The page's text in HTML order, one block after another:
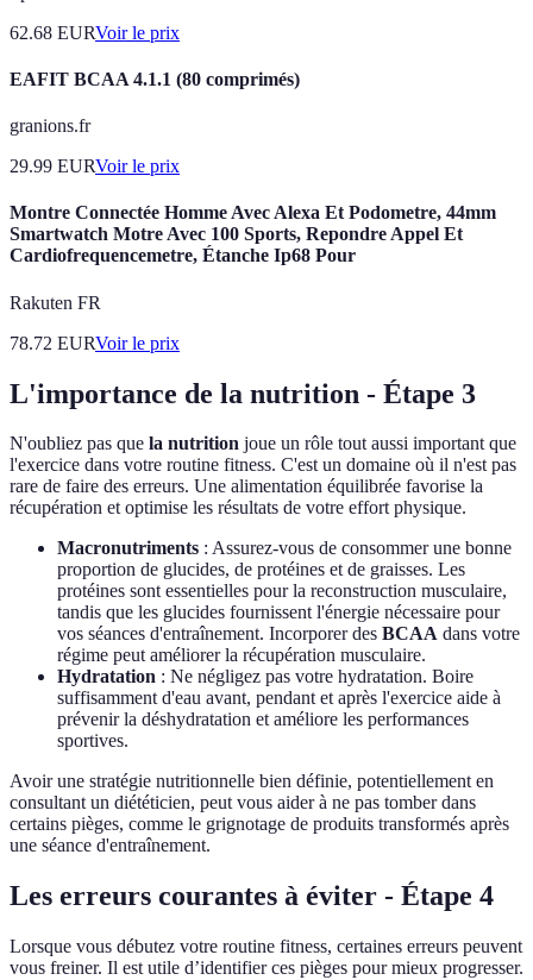
62.68 EURVoir le prix
EAFIT BCAA 4.1.1 (80 comprimés)
granions.fr
29.99 EURVoir le prix
Montre Connectée Homme Avec Alexa Et Podometre, 44mm
Smartwatch Motre Avec 100 Sports, Repondre Appel Et
Cardiofrequencemetre, Étanche Ip68 Pour
Rakuten FR
78.72 EURVoir le prix
L'importance de la nutrition - Étape 3
N'oubliez pas que la nutrition joue un rôle tout aussi important que
l'exercice dans votre routine fitness. C'est un domaine où il n'est pas
rare de faire des erreurs. Une alimentation équilibrée favorise la
récupération et optimise les résultats de votre effort physique.
Macronutriments : Assurez-vous de consommer une bonne
proportion de glucides, de protéines et de graisses. Les
protéines sont essentielles pour la reconstruction musculaire,
tandis que les glucides fournissent l'énergie nécessaire pour
vos séances d'entraînement. Incorporer des BCAA dans votre
régime peut améliorer la récupération musculaire.
Hydratation : Ne négligez pas votre hydratation. Boire
suffisamment d'eau avant, pendant et après l'exercice aide à
prévenir la déshydratation et améliore les performances
sportives.
Avoir une stratégie nutritionnelle bien définie, potentiellement en
consultant un diététicien, peut vous aider à ne pas tomber dans
certains pièges, comme le grignotage de produits transformés après
une séance d'entraînement.
Les erreurs courantes à éviter - Étape 4
Lorsque vous débutez votre routine fitness, certaines erreurs peuvent
vous freiner. Il est utile d’identifier ces pièges pour mieux progresser.